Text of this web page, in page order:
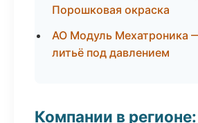
Порошковая окраска
АО Модуль Мехатроника
литьё под давлением
Компании в регионе: